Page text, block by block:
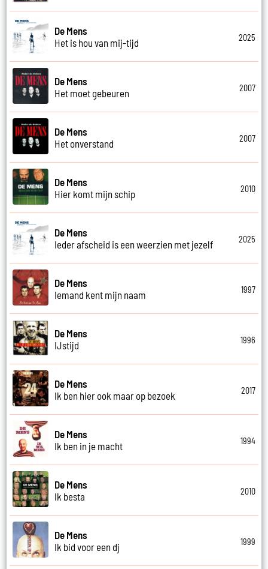
De Mens
Het is hou van mij-tijd
2025
De Mens
Het moet gebeuren
2007
De Mens
Het onverstand
2007
De Mens
Hier komt mijn schip
2010
De Mens
Ieder afscheid is een weerzien met jezelf
2025
De Mens
Iemand kent mijn naam
1997
De Mens
IJstijd
1996
De Mens
Ik ben hier ook maar op bezoek
2017
De Mens
Ik ben in je macht
1994
De Mens
Ik besta
2010
De Mens
Ik bid voor een dj
1999